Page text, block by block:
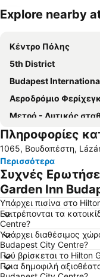
Ανάπτυξη χάρτη
Explore nearby
Κέντρο Πόλης
5th District
Budapest International
Αεροδρόμιο
Μετρό - Δυτικός σταθμός της
Formula 1 Hungarian
Η Κρεμαστή Γέφυρα - Αλυσίδα
Budapest Christmas
Κεντρική Συναγωγή
Erzsébetváros
Ferenc Puskas
Angyalföld-
Deák Ferenc tér
17th District
Πληροφορίες
1065, Βουδαπέστη,
Περισσότερα
Συχνές
Garden Inn
Υπάρχει πισίνα στο
Επιτρέπονται τα
Centre?
Υπάρχει διαθέσιμος
Budapest City Centre?
Πού βρίσκεται το Hilton
Ποια δημοφιλή